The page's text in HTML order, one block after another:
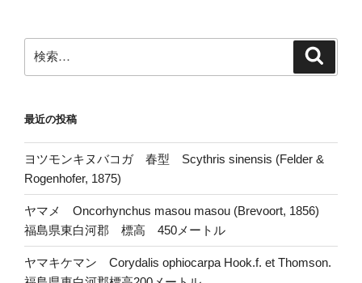
索:
最近の投稿
ヨツモンキヌバコガ 春型 Scythris sinensis (Felder &
Rogenhofer, 1875)
ヤマメ Oncorhynchus masou masou (Brevoort, 1856)
福島県東白河郡 標高 450メートル
ヤマキケマン Corydalis ophiocarpa Hook.f. et Thomson.